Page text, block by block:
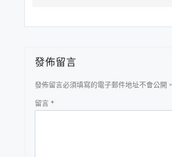
覽
發佈留言
發佈留言必須填寫的電子郵件地址不會公開。
留言 *